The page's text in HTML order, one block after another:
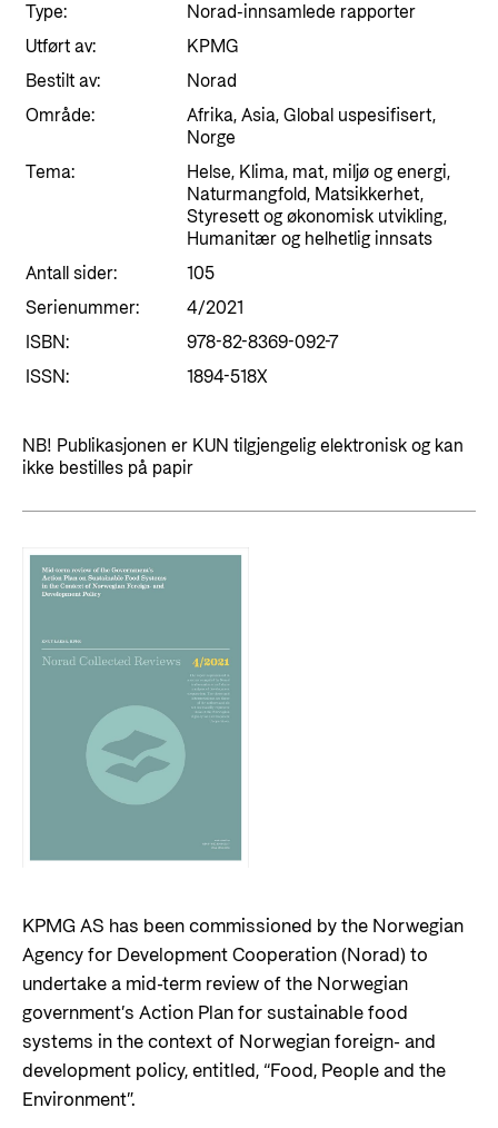
Styresett og økonomisk utvikling
For næringslivet
Statsgarantiordningen for investeringer i
fornybar energi
Norad - Partnerskap med privat sektor
Viktige dokumenter og lenker
Partnerfordeling
Evalueringer (Norec)
Historie
Kontakt
Presse og media
Logo
Postjournal
Type:
Norad-innsamlede rapporter
Utført av:
KPMG
Bestilt av:
Norad
Område:
Afrika, Asia, Global uspesifisert,
Norge
Tema:
Helse, Klima, mat, miljø og energi,
Naturmangfold, Matsikkerhet,
Styresett og økonomisk utvikling,
Humanitær og helhetlig innsats
Antall sider:
105
Serienummer:
4/2021
ISBN:
978-82-8369-092-7
ISSN:
1894-518X
NB! Publikasjonen er KUN tilgjengelig elektronisk og kan
ikke bestilles på papir
KPMG AS has been commissioned by the Norwegian
Agency for Development Cooperation (Norad) to
undertake a mid-term review of the Norwegian
government’s Action Plan for sustainable food
systems in the context of Norwegian foreign- and
development policy, entitled, “Food, People and the
Environment”.